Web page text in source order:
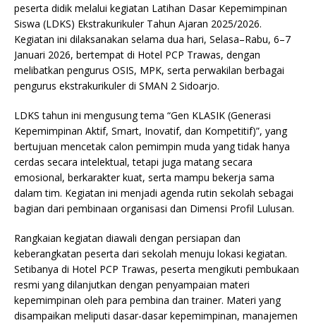
peserta didik melalui kegiatan Latihan Dasar Kepemimpinan
Siswa (LDKS) Ekstrakurikuler Tahun Ajaran 2025/2026.
Kegiatan ini dilaksanakan selama dua hari, Selasa–Rabu, 6–7
Januari 2026, bertempat di Hotel PCP Trawas, dengan
melibatkan pengurus OSIS, MPK, serta perwakilan berbagai
pengurus ekstrakurikuler di SMAN 2 Sidoarjo.
LDKS tahun ini mengusung tema “Gen KLASIK (Generasi
Kepemimpinan Aktif, Smart, Inovatif, dan Kompetitif)”, yang
bertujuan mencetak calon pemimpin muda yang tidak hanya
cerdas secara intelektual, tetapi juga matang secara
emosional, berkarakter kuat, serta mampu bekerja sama
dalam tim. Kegiatan ini menjadi agenda rutin sekolah sebagai
bagian dari pembinaan organisasi dan Dimensi Profil Lulusan.
Rangkaian kegiatan diawali dengan persiapan dan
keberangkatan peserta dari sekolah menuju lokasi kegiatan.
Setibanya di Hotel PCP Trawas, peserta mengikuti pembukaan
resmi yang dilanjutkan dengan penyampaian materi
kepemimpinan oleh para pembina dan trainer. Materi yang
disampaikan meliputi dasar-dasar kepemimpinan, manajemen